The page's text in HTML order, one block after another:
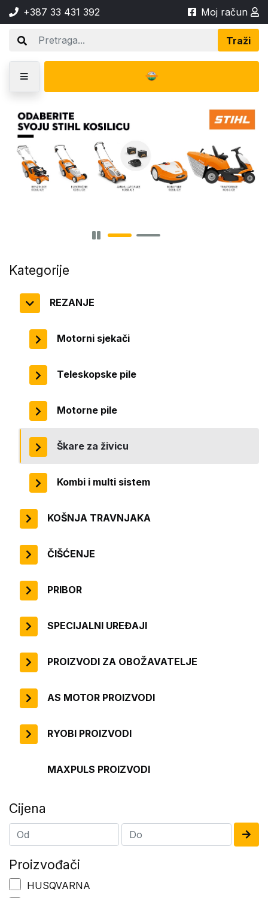
+387 33 431 392 Moj račun
Traži
Kategorije
REZANJE
Motorni sjekači
Teleskopske pile
Motorne pile
Škare za živicu
Kombi i multi sistem
KOŠNJA TRAVNJAKA
ČIŠĆENJE
PRIBOR
SPECIJALNI UREĐAJI
PROIZVODI ZA OBOŽAVATELJE
AS MOTOR PROIZVODI
RYOBI PROIZVODI
MAXPULS PROIZVODI
Cijena
Proizvođači
HUSQVARNA